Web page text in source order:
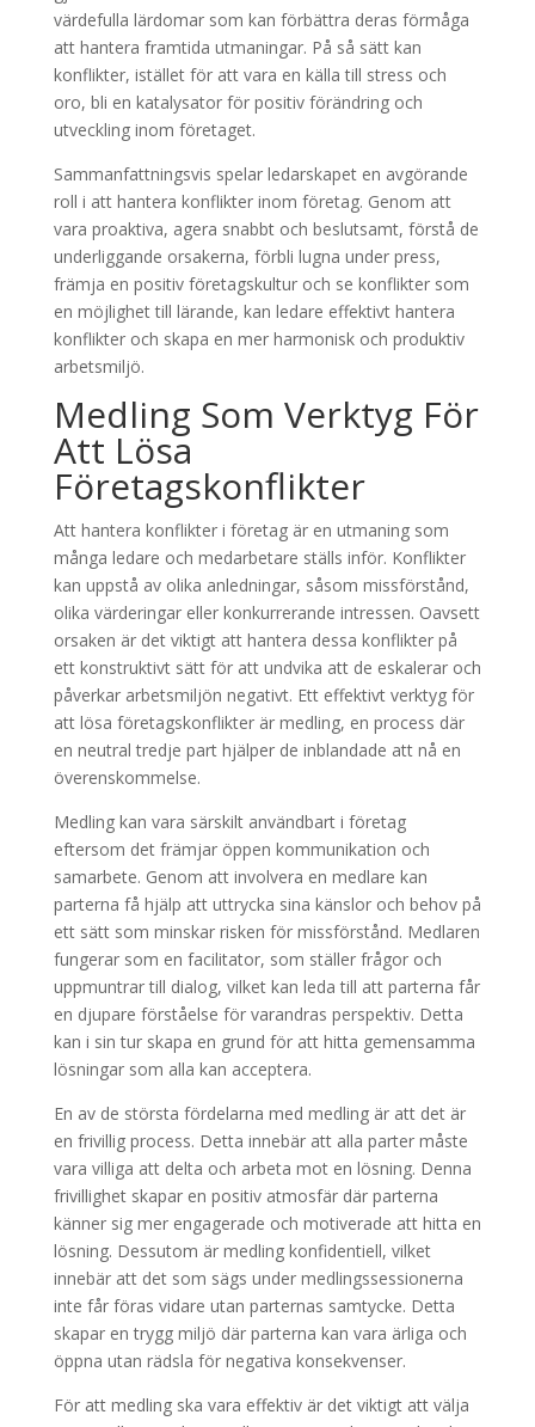
värdefulla lärdomar som kan förbättra deras förmåga
att hantera framtida utmaningar. På så sätt kan
konflikter, istället för att vara en källa till stress och
oro, bli en katalysator för positiv förändring och
utveckling inom företaget.
Sammanfattningsvis spelar ledarskapet en avgörande
roll i att hantera konflikter inom företag. Genom att
vara proaktiva, agera snabbt och beslutsamt, förstå de
underliggande orsakerna, förbli lugna under press,
främja en positiv företagskultur och se konflikter som
en möjlighet till lärande, kan ledare effektivt hantera
konflikter och skapa en mer harmonisk och produktiv
arbetsmiljö.
Medling Som Verktyg För
Att Lösa
Företagskonflikter
Att hantera konflikter i företag är en utmaning som
många ledare och medarbetare ställs inför. Konflikter
kan uppstå av olika anledningar, såsom missförstånd,
olika värderingar eller konkurrerande intressen. Oavsett
orsaken är det viktigt att hantera dessa konflikter på
ett konstruktivt sätt för att undvika att de eskalerar och
påverkar arbetsmiljön negativt. Ett effektivt verktyg för
att lösa företagskonflikter är medling, en process där
en neutral tredje part hjälper de inblandade att nå en
överenskommelse.
Medling kan vara särskilt användbart i företag
eftersom det främjar öppen kommunikation och
samarbete. Genom att involvera en medlare kan
parterna få hjälp att uttrycka sina känslor och behov på
ett sätt som minskar risken för missförstånd. Medlaren
fungerar som en facilitator, som ställer frågor och
uppmuntrar till dialog, vilket kan leda till att parterna får
en djupare förståelse för varandras perspektiv. Detta
kan i sin tur skapa en grund för att hitta gemensamma
lösningar som alla kan acceptera.
En av de största fördelarna med medling är att det är
en frivillig process. Detta innebär att alla parter måste
vara villiga att delta och arbeta mot en lösning. Denna
frivillighet skapar en positiv atmosfär där parterna
känner sig mer engagerade och motiverade att hitta en
lösning. Dessutom är medling konfidentiell, vilket
innebär att det som sägs under medlingssessionerna
inte får föras vidare utan parternas samtycke. Detta
skapar en trygg miljö där parterna kan vara ärliga och
öppna utan rädsla för negativa konsekvenser.
För att medling ska vara effektiv är det viktigt att välja